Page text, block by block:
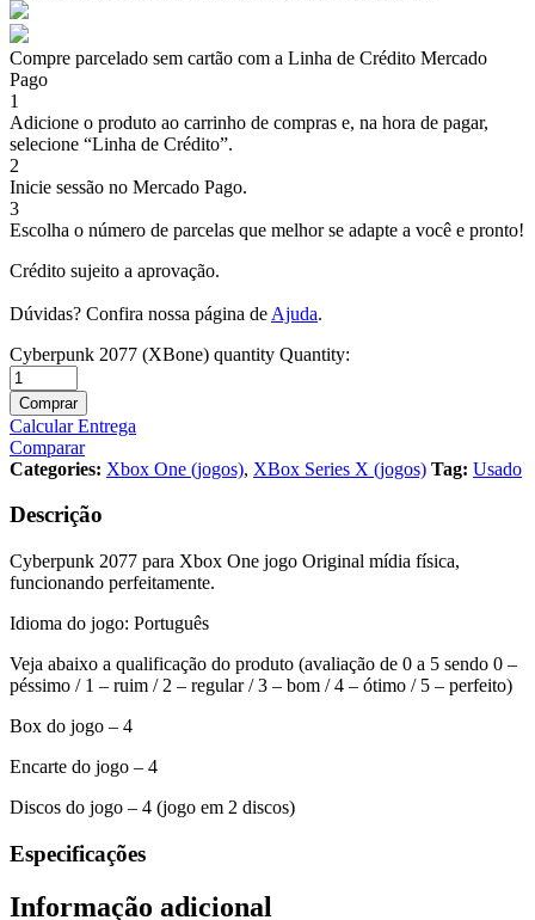
Compre parcelado sem cartão com a Linha de Crédito Mercado
Pago
1
Adicione o produto ao carrinho de compras e, na hora de pagar,
selecione “Linha de Crédito”.
2
Inicie sessão no Mercado Pago.
3
Escolha o número de parcelas que melhor se adapte a você e pronto!
Crédito sujeito a aprovação.
Dúvidas? Confira nossa página de Ajuda.
Cyberpunk 2077 (XBone) quantity Quantity:
Comprar
Calcular Entrega
Comparar
Categories: Xbox One (jogos), XBox Series X (jogos) Tag: Usado
Descrição
Cyberpunk 2077 para Xbox One jogo Original mídia física,
funcionando perfeitamente.
Idioma do jogo: Português
Veja abaixo a qualificação do produto (avaliação de 0 a 5 sendo 0 –
péssimo / 1 – ruim / 2 – regular / 3 – bom / 4 – ótimo / 5 – perfeito)
Box do jogo – 4
Encarte do jogo – 4
Discos do jogo – 4 (jogo em 2 discos)
Especificações
Informação adicional